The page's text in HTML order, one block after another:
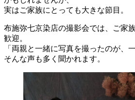
実はご家族にとっても大きな節目。
布施弥七京染店の撮影会では、ご家
歓迎。
「両親と一緒に写真を撮ったのが、
そんな声も多く聞かれます。